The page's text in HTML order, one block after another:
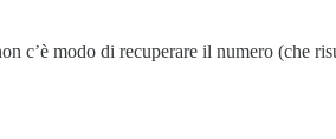
c’è modo di recuperare il numero (che